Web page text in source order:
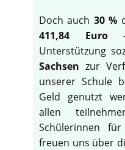
Doch auch 30 %
411,84 Euro–
Unterstützung
Sachsen zur
unserer Schule
Geld genutzt
allen
Schülerinnen
freuen uns über